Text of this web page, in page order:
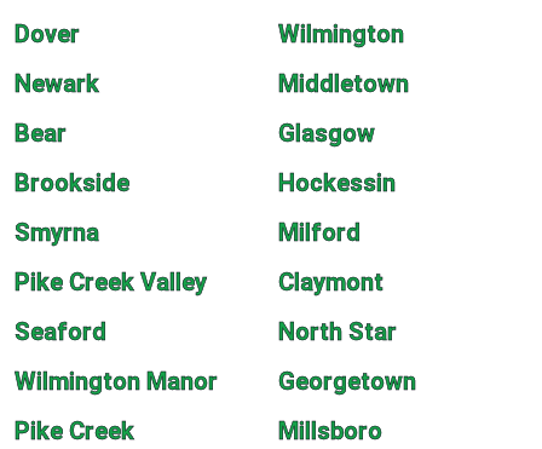
Dover
Wilmington
Newark
Middletown
Bear
Glasgow
Brookside
Hockessin
Smyrna
Milford
Pike Creek Valley
Claymont
Seaford
North Star
Wilmington Manor
Georgetown
Pike Creek
Millsboro